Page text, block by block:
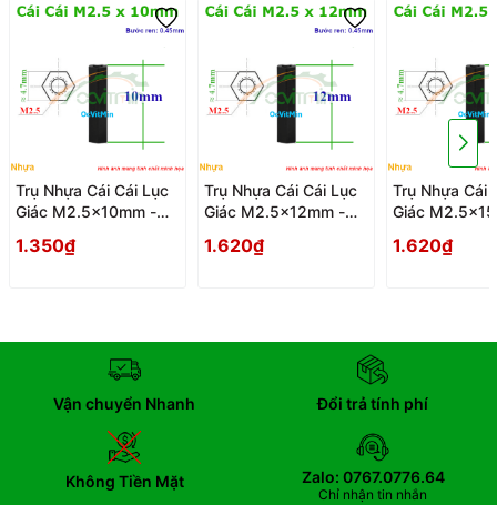
Trụ Nhựa Cái Cái Lục
Giác M2.5x10mm -
Giac
1.350₫
Trụ Nhựa Cái Cái Lục
Giác M2.5x12mm -
Giac
1.620₫
Trụ Nhựa Cái
Giác
Giac
1.620₫
Vận chuyển Nhanh Đổi trả tính phí
Không Tiền Mặt Zalo: 0767.0776.64
Chỉ nhận tin nhắn